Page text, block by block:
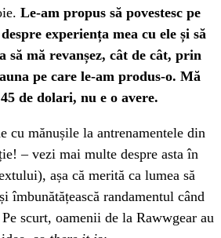
Le-am propus să povestesc pe
experiența mea cu ele și să
să mă revanșez, cât de cât, prin
pe care le-am produs-o. Mă
de dolari, nu e o avere.
cu mănușile la antrenamentele din
– vezi mai multe despre asta în
așa că merită ca lumea să
îmbunătățească randamentul când
scurt, oamenii de la Rawwgear au